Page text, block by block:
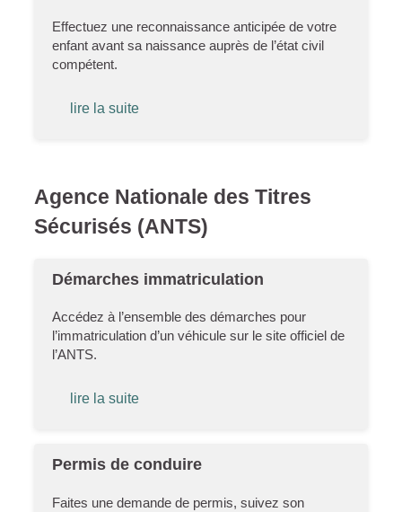
Effectuez une reconnaissance anticipée de votre
enfant avant sa naissance auprès de l’état civil
compétent.
lire la suite
Agence Nationale des Titres
Sécurisés (ANTS)
Démarches immatriculation
Accédez à l’ensemble des démarches pour
l’immatriculation d’un véhicule sur le site officiel de
l’ANTS.
lire la suite
Permis de conduire
Faites une demande de permis, suivez son